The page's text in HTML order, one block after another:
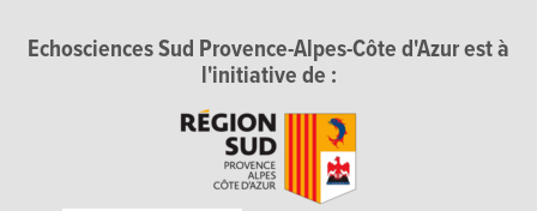
Echosciences Sud Provence-Alpes-Côte d'Azur est à
l'initiative de :